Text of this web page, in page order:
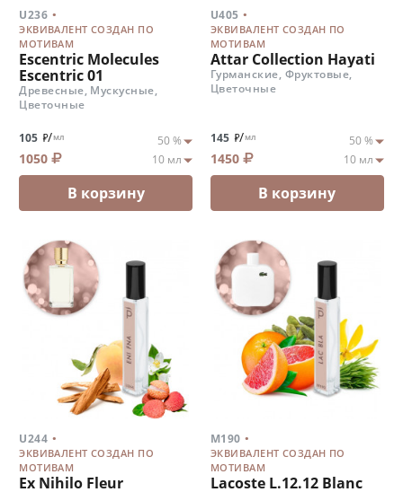
U236 .
ЭКВИВАЛЕНТ СОЗДАН ПО
МОТИВАМ
Escentric Molecules
Escentric 01
Древесные, Мускусные,
Цветочные
105 /мл
1050
В корзину
U405 .
ЭКВИВАЛЕНТ СОЗДАН ПО
МОТИВАМ
Attar Collection Hayati
Гурманские, Фруктовые,
Цветочные
145 /мл
1450
В корзину
U244 .
ЭКВИВАЛЕНТ СОЗДАН ПО
МОТИВАМ
Ex Nihilo Fleur
M190 .
ЭКВИВАЛЕНТ СОЗДАН ПО
МОТИВАМ
Lacoste L.12.12 Blanc